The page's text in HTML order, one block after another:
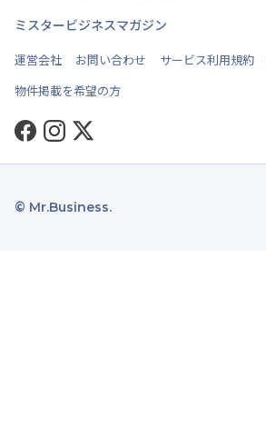
ミスタービジネスマガジン
運営会社 お問い合わせ サービス利用規約
物件掲載を希望の方
Facebook
Instagram
Twitter
© Mr.Business.